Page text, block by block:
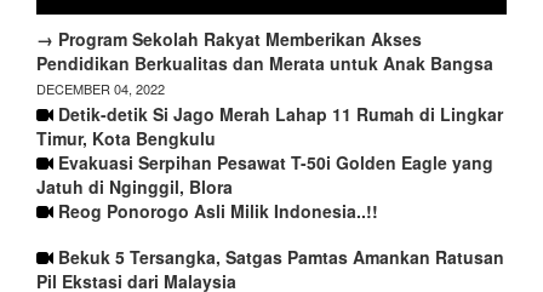
→ Program Sekolah Rakyat Memberikan Akses
Pendidikan Berkualitas dan Merata untuk Anak Bangsa
DECEMBER 04, 2022
Detik-detik Si Jago Merah Lahap 11 Rumah di Lingkar
Timur, Kota Bengkulu
Evakuasi Serpihan Pesawat T-50i Golden Eagle yang
Jatuh di Nginggil, Blora
Reog Ponorogo Asli Milik Indonesia..!!
Bekuk 5 Tersangka, Satgas Pamtas Amankan Ratusan
Pil Ekstasi dari Malaysia